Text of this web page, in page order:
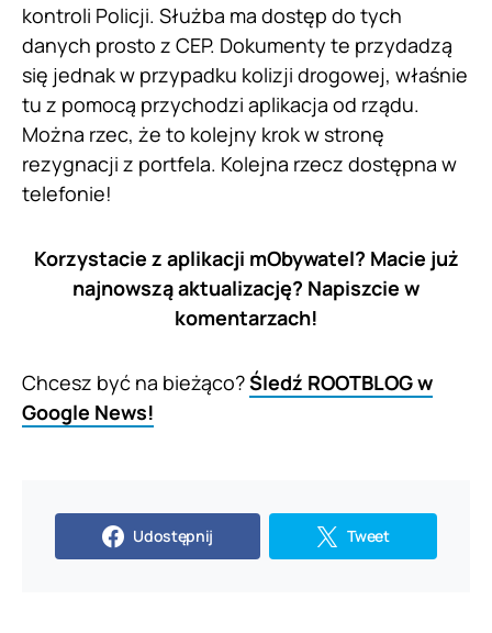
kontroli Policji. Służba ma dostęp do tych
danych prosto z CEP. Dokumenty te przydadzą
się jednak w przypadku kolizji drogowej, właśnie
tu z pomocą przychodzi aplikacja od rządu.
Można rzec, że to kolejny krok w stronę
rezygnacji z portfela. Kolejna rzecz dostępna w
telefonie!
Korzystacie z aplikacji mObywatel? Macie już
najnowszą aktualizację? Napiszcie w
komentarzach!
Chcesz być na bieżąco?Śledź ROOTBLOG w
Google News!
Udostępnij Tweet